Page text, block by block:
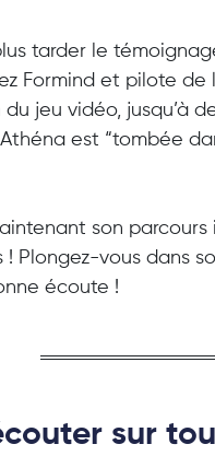
tarder le
Formind et pilote de
du jeu vidéo, jusqu’à
Athéna est “tombée
son
! Plongez-vous dans
écoute !
sur